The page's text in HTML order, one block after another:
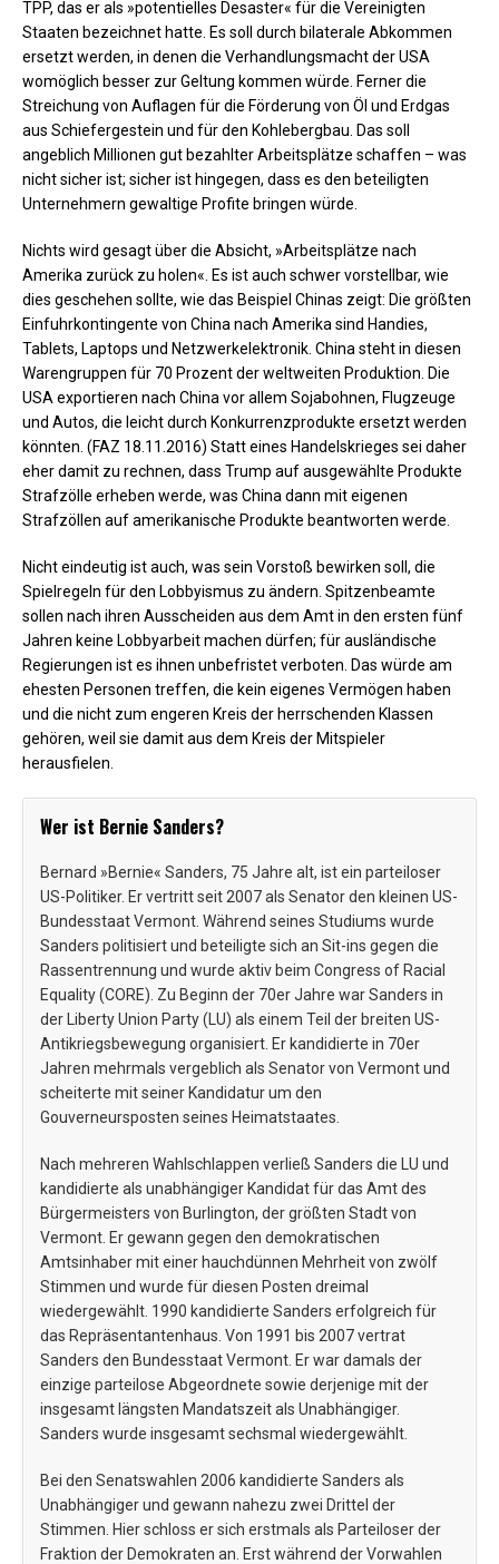
TPP, das er als »potentielles Desaster« für die Vereinigten
Staaten bezeichnet hatte. Es soll durch bilaterale Abkommen
ersetzt werden, in denen die Verhandlungsmacht der USA
womöglich besser zur Geltung kommen würde. Ferner die
Streichung von Auflagen für die Förderung von Öl und Erdgas
aus Schiefergestein und für den Kohlebergbau. Das soll
angeblich Millionen gut bezahlter Arbeitsplätze schaffen – was
nicht sicher ist; sicher ist hingegen, dass es den beteiligten
Unternehmern gewaltige Profite bringen würde.
Nichts wird gesagt über die Absicht, »Arbeitsplätze nach
Amerika zurück zu holen«. Es ist auch schwer vorstellbar, wie
dies geschehen sollte, wie das Beispiel Chinas zeigt: Die größten
Einfuhrkontingente von China nach Amerika sind Handies,
Tablets, Laptops und Netzwerkelektronik. China steht in diesen
Warengruppen für 70 Prozent der weltweiten Produktion. Die
USA exportieren nach China vor allem Sojabohnen, Flugzeuge
und Autos, die leicht durch Konkurrenzprodukte ersetzt werden
könnten. (FAZ 18.11.2016) Statt eines Handelskrieges sei daher
eher damit zu rechnen, dass Trump auf ausgewählte Produkte
Strafzölle erheben werde, was China dann mit eigenen
Strafzöllen auf amerikanische Produkte beantworten werde.
Nicht eindeutig ist auch, was sein Vorstoß bewirken soll, die
Spielregeln für den Lobbyismus zu ändern. Spitzenbeamte
sollen nach ihren Ausscheiden aus dem Amt in den ersten fünf
Jahren keine Lobbyarbeit machen dürfen; für ausländische
Regierungen ist es ihnen unbefristet verboten. Das würde am
ehesten Personen treffen, die kein eigenes Vermögen haben
und die nicht zum engeren Kreis der herrschenden Klassen
gehören, weil sie damit aus dem Kreis der Mitspieler
herausfielen.
Wer ist Bernie Sanders?
Bernard »Bernie« Sanders, 75 Jahre alt, ist ein parteiloser
US-Politiker. Er vertritt seit 2007 als Senator den kleinen US-
Bundesstaat Vermont. Während seines Studiums wurde
Sanders politisiert und beteiligte sich an Sit-ins gegen die
Rassentrennung und wurde aktiv beim Congress of Racial
Equality (CORE). Zu Beginn der 70er Jahre war Sanders in
der Liberty Union Party (LU) als einem Teil der breiten US-
Antikriegsbewegung organisiert. Er kandidierte in 70er
Jahren mehrmals vergeblich als Senator von Vermont und
scheiterte mit seiner Kandidatur um den
Gouverneursposten seines Heimatstaates.
Nach mehreren Wahlschlappen verließ Sanders die LU und
kandidierte als unabhängiger Kandidat für das Amt des
Bürgermeisters von Burlington, der größten Stadt von
Vermont. Er gewann gegen den demokratischen
Amtsinhaber mit einer hauchdünnen Mehrheit von zwölf
Stimmen und wurde für diesen Posten dreimal
wiedergewählt. 1990 kandidierte Sanders erfolgreich für
das Repräsentantenhaus. Von 1991 bis 2007 vertrat
Sanders den Bundesstaat Vermont. Er war damals der
einzige parteilose Abgeordnete sowie derjenige mit der
insgesamt längsten Mandatszeit als Unabhängiger.
Sanders wurde insgesamt sechsmal wiedergewählt.
Bei den Senatswahlen 2006 kandidierte Sanders als
Unabhängiger und gewann nahezu zwei Drittel der
Stimmen. Hier schloss er sich erstmals als Parteiloser der
Fraktion der Demokraten an. Erst während der Vorwahlen